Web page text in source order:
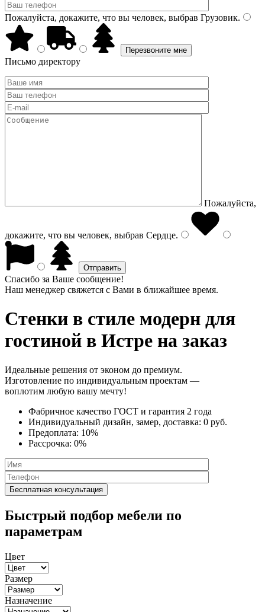
Пожалуйста, докажите, что вы человек, выбрав Грузовик.
Письмо директору
Пожалуйста,
докажите, что вы человек, выбрав Сердце.
Спасибо за Ваше сообщение!
Наш менеджер свяжется с Вами в ближайшее время.
Стенки в стиле модерн для
гостиной в Истре на заказ
Идеальные решения от эконом до премиум.
Изготовление по индивидуальным проектам —
воплотим любую вашу мечту!
Фабричное качество ГОСТ и гарантия 2 года
Индивидуальный дизайн, замер, доставка: 0 руб.
Предоплата: 10%
Рассрочка: 0%
Быстрый подбор мебели по
параметрам
Цвет
Размер
Назначение